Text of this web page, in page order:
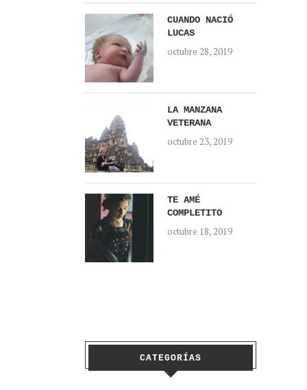
CUANDO NACIÓ
LUCAS
octubre 28, 2019
LA MANZANA
VETERANA
octubre 23, 2019
TE AMÉ
COMPLETITO
octubre 18, 2019
CATEGORÍAS